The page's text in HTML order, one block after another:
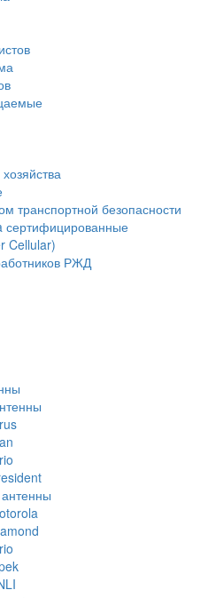
транспортной безопасности
сертифицированные
Cellular)
РЖД